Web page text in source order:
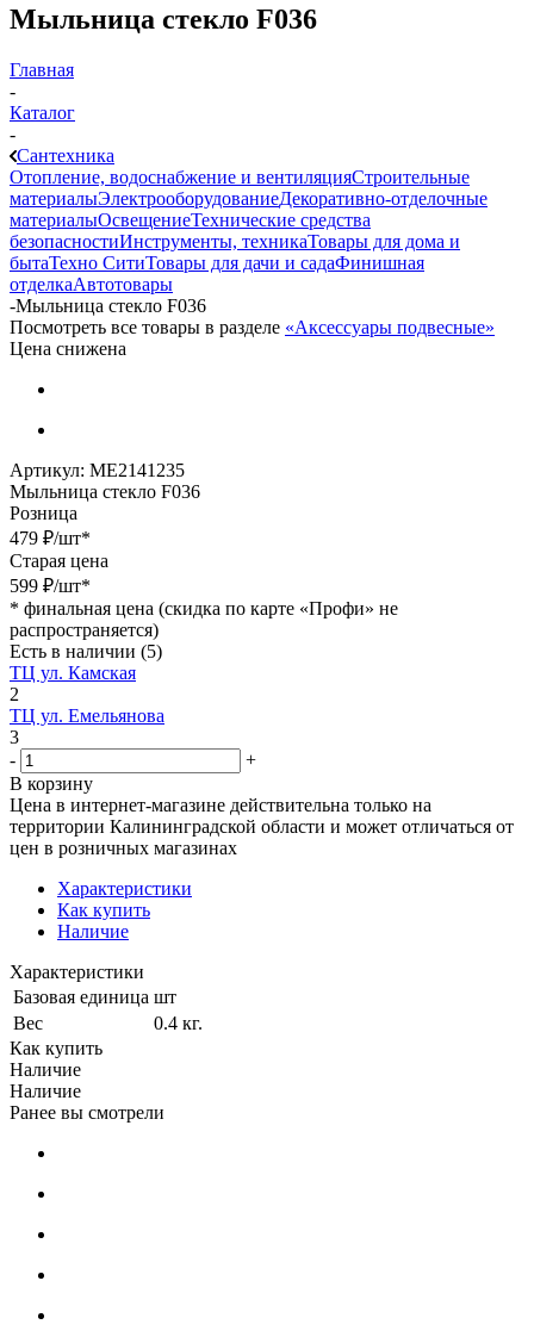
Мыльница стекло F036
Главная
-
Каталог
-
Сантехника
Отопление, водоснабжение и вентиляцияСтроительные
материалыЭлектрооборудованиеДекоративно-отделочные
материалыОсвещениеТехнические средства
безопасностиИнструменты, техникаТовары для дома и
бытаТехно СитиТовары для дачи и садаФинишная
отделкаАвтотовары
-Мыльница стекло F036
Посмотреть все товары в разделе «Аксессуары подвесные»
Цена снижена
Артикул: МЕ2141235
Мыльница стекло F036
Розница
479 ₽/шт*
Старая цена
599 ₽/шт*
* финальная цена (скидка по карте «Профи» не
распространяется)
Есть в наличии (5)
ТЦ ул. Камская
2
ТЦ ул. Емельянова
3
-
+
В корзину
Цена в интернет-магазине действительна только на
территории Калининградской области и может отличаться от
цен в розничных магазинах
Характеристики
Как купить
Наличие
Характеристики
Базовая единица шт
Вес
0.4 кг.
Как купить
Наличие
Наличие
Ранее вы смотрели